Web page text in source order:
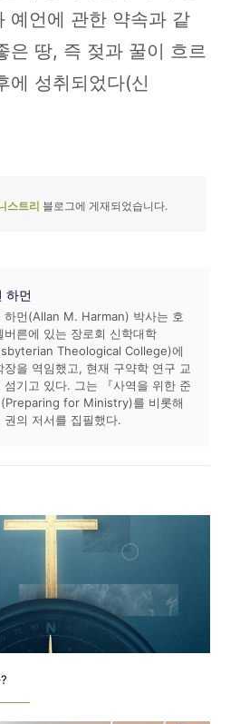
예언에 관한 약속과 같
은 땅, 즉 젖과 꿀이 흐르
에 성취되었다(신
스트리 블로그에 게재되었습니다.
하먼
하먼(Allan M. Harman) 박사는 호
버른에 있는 장로회 신학대학
Theological College)에
장을 역임했고, 현재 구약학 연구 교
섬기고 있다. 그는 『사역을 위한 준
(Preparing for Ministry)를 비롯해
권의 저서를 집필했다.